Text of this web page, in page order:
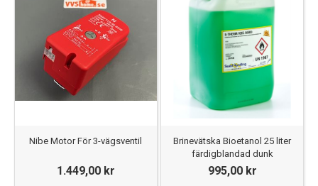
Nibe Motor För 3-vägsventil
1.449,00 kr
Brinevätska Bioetanol 25 liter
färdigblandad dunk
995,00 kr